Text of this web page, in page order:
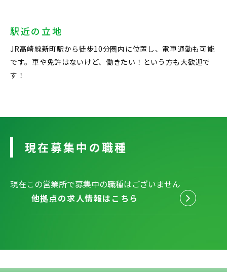
駅近の立地
JR高崎線新町駅から徒歩10分圏内に位置し、電車通勤も可能
です。車や免許はないけど、働きたい！という方も大歓迎で
す！
現在募集中の職種
現在この営業所で募集中の職種はございません
他拠点の求人情報はこちら